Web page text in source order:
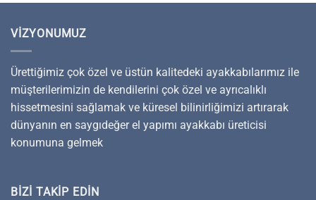
VIZYONUMUZ
Ürettiğimiz çok özel ve üstün kalitedeki ayakkabılarımız ile
müşterilerimizin de kendilerini çok özel ve ayrıcalıklı
hissetmesini sağlamak ve küresel bilinirliğimizi artırarak
dünyanın en saygıdeğer el yapımı ayakkabı üreticisi
konumuna gelmek
BIZI TAKIP EDIN